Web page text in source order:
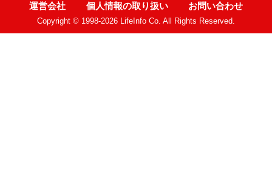
運営会社 個人情報の取り扱い お問い合わせ
Copyright © 1998-2026 LifeInfo Co. All Rights Reserved.